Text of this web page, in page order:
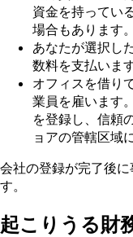
資金を持ってい
場合もあります。
あなたが選択し
数料を支払います
オフィスを借り
業員を雇います
を登録し、信頼
ョアの管轄区域
会社の登録が完了後
す。
起こりうる財